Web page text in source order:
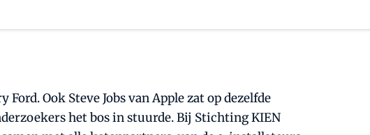
Ook Steve Jobs van Apple zat op dezelfde
het bos in stuurde. Bij Stichting KIEN